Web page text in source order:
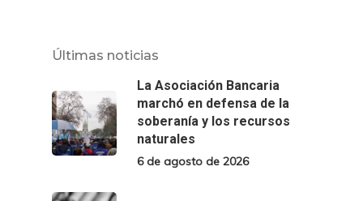
Últimas noticias
La Asociación Bancaria
marchó en defensa de la
soberanía y los recursos
naturales
6 de agosto de 2026